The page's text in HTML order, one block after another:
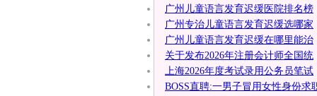
广州儿童语言发育迟缓医院排名榜
广州专治儿童语言发育迟缓选哪家
广州儿童语言发育迟缓在哪里能治
关于发布2026年注册会计师全国统
上海2026年度考试录用公务员笔试
BOSS直聘:一男子冒用女性身份求